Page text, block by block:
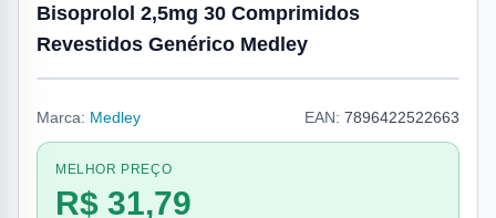
Bisoprolol 2,5mg 30 Comprimidos
Revestidos Genérico Medley
Marca: Medley EAN: 7896422522663
MELHOR PREÇO
R$ 31,79